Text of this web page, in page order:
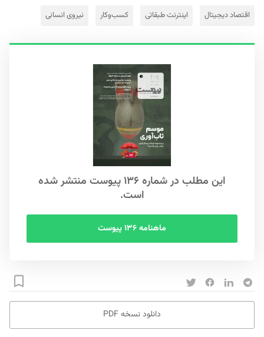
اقتصاد دیجیتال اینترنت طبقاتی کسب‌وکار نیروی انسانی
این مطلب در شماره ۱۳۶ پیوست منتشر شده
است.
ماهنامه ۱۳۶ پیوست
دانلود نسخه PDF